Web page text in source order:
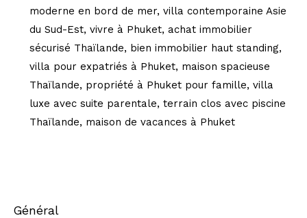
moderne en bord de mer, villa contemporaine Asie
du Sud-Est, vivre à Phuket, achat immobilier
sécurisé Thaïlande, bien immobilier haut standing,
villa pour expatriés à Phuket, maison spacieuse
Thaïlande, propriété à Phuket pour famille, villa
luxe avec suite parentale, terrain clos avec piscine
Thaïlande, maison de vacances à Phuket
général